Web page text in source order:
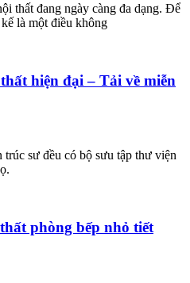
thất đang ngày càng đa dạng. Để
là một điều không
hiện đại – Tải về miễn
trúc sư đều có bộ sưu tập thư viện
phòng bếp nhỏ tiết